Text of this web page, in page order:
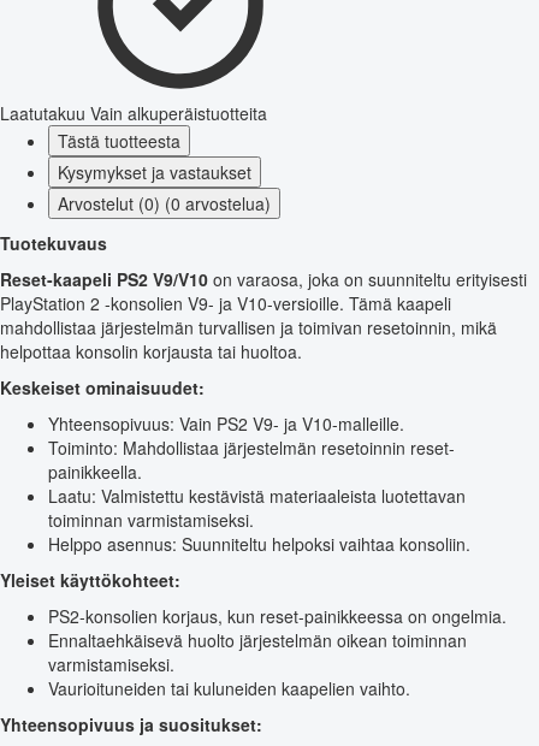
Laatutakuu Vain alkuperäistuotteita
Tästä tuotteesta
Kysymykset ja vastaukset
Arvostelut (0) (0 arvostelua)
Tuotekuvaus
Reset-kaapeli PS2 V9/V10 on varaosa, joka on suunniteltu erityisesti
PlayStation 2 -konsolien V9- ja V10-versioille. Tämä kaapeli
mahdollistaa järjestelmän turvallisen ja toimivan resetoinnin, mikä
helpottaa konsolin korjausta tai huoltoa.
Keskeiset ominaisuudet:
Yhteensopivuus: Vain PS2 V9- ja V10-malleille.
Toiminto: Mahdollistaa järjestelmän resetoinnin reset-
painikkeella.
Laatu: Valmistettu kestävistä materiaaleista luotettavan
toiminnan varmistamiseksi.
Helppo asennus: Suunniteltu helpoksi vaihtaa konsoliin.
Yleiset käyttökohteet:
PS2-konsolien korjaus, kun reset-painikkeessa on ongelmia.
Ennaltaehkäisevä huolto järjestelmän oikean toiminnan
varmistamiseksi.
Vaurioituneiden tai kuluneiden kaapelien vaihto.
Yhteensopivuus ja suositukset: